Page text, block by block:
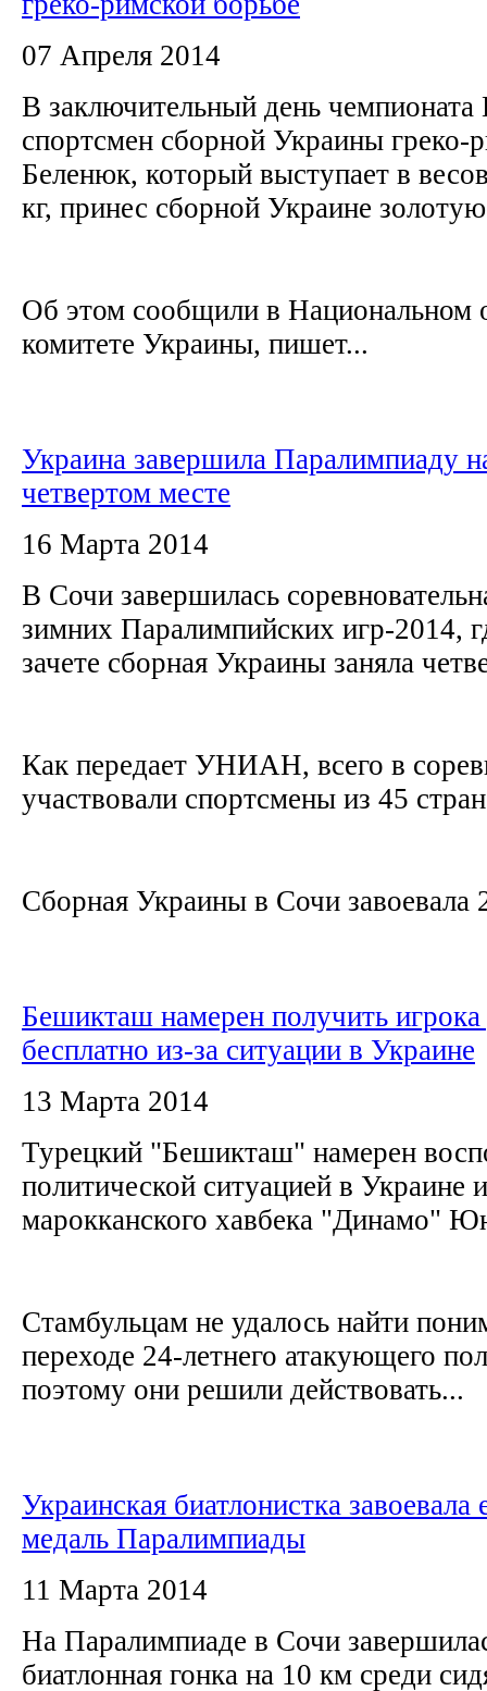
07 Апреля 2014
В заключительный день
спортсмен сборной Украины греко-
Беленюк, который выступает в
кг, принес сборной Украине
Об этом сообщили в Национальном
комитете Украины, пишет...
Украина завершила Паралимпиаду
четвертом месте
16 Марта 2014
В Сочи завершилась
зимних Паралимпийских игр-2014,
зачете сборная Украины заняла
Как передает УНИАН, всего в
участвовали спортсмены из 45
Сборная Украины в Сочи завоевала
Бешикташ намерен получить
бесплатно из-за ситуации в Украине
13 Марта 2014
Турецкий "Бешикташ" намерен
политической ситуацией в Украине
марокканского хавбека "Динамо"
Стамбульцам не удалось найти
переходе 24-летнего атакующего
поэтому они решили действовать...
Украинская биатлонистка
медаль Паралимпиады
11 Марта 2014
На Паралимпиаде в Сочи
биатлонная гонка на 10 км среди